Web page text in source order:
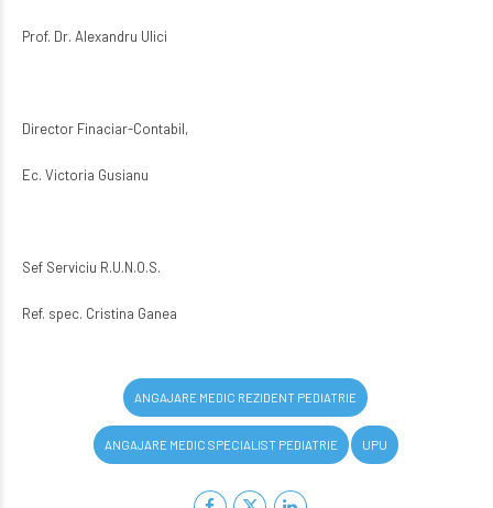
Prof. Dr. Alexandru Ulici
Director Finaciar-Contabil,
Ec. Victoria Gusianu
Sef Serviciu R.U.N.O.S.
Ref. spec. Cristina Ganea
ANGAJARE MEDIC REZIDENT PEDIATRIE
ANGAJARE MEDIC SPECIALIST PEDIATRIE UPU